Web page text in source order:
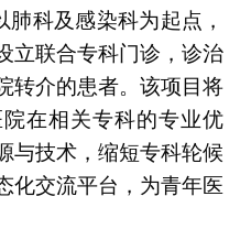
肺科及感染科为起点，
立联合专科门诊，诊治
转介的患者。该项目将
在相关专科的专业优
与技术，缩短专科轮候
化交流平台，为青年医